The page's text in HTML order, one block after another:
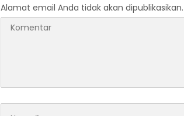
Alamat email Anda tidak akan dipublikasikan.